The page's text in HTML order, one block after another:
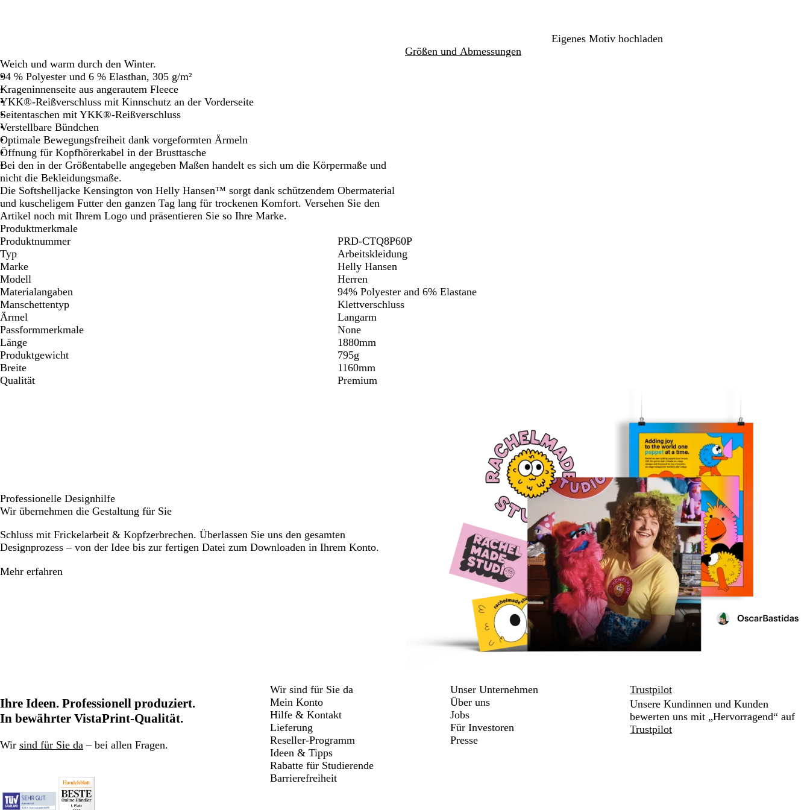
u
u
Eigenes Motiv hochladen
Größen und Abmessungen
Weich und warm durch den Winter.
94 % Polyester und 6 % Elasthan, 305 g/m²
Krageninnenseite aus angerautem Fleece
YKK®-Reißverschluss mit Kinnschutz an der Vorderseite
Seitentaschen mit YKK®-Reißverschluss
Verstellbare Bündchen
Optimale Bewegungsfreiheit dank vorgeformten Ärmeln
Öffnung für Kopfhörerkabel in der Brusttasche
Bei den in der Größentabelle angegeben Maßen handelt es sich um die Körpermaße und
nicht die Bekleidungsmaße.
Die Softshelljacke Kensington von Helly Hansen™ sorgt dank schützendem Obermaterial
und kuscheligem Futter den ganzen Tag lang für trockenen Komfort. Versehen Sie den
Artikel noch mit Ihrem Logo und präsentieren Sie so Ihre Marke.
Produktmerkmale
Produktnummer
PRD-CTQ8P60P
Typ
Arbeitskleidung
Marke
Helly Hansen
Modell
Herren
Materialangaben
94% Polyester and 6% Elastane
Manschettentyp
Klettverschluss
Ärmel
Langarm
Passformmerkmale
None
Länge
1880mm
Produktgewicht
795g
Breite
1160mm
Qualität
Premium
Professionelle Designhilfe
Wir übernehmen die Gestaltung für Sie
Schluss mit Frickelarbeit & Kopfzerbrechen. Überlassen Sie uns den gesamten
Designprozess – von der Idee bis zur fertigen Datei zum Downloaden in Ihrem Konto.
Mehr erfahren
Ihre Ideen. Professionell produziert.
In bewährter VistaPrint-Qualität.
Wir sind für Sie da – bei allen Fragen.
Wir sind für Sie da
Mein Konto
Hilfe & Kontakt
Lieferung
Reseller-Programm
Ideen & Tipps
Rabatte für Studierende
Barrierefreiheit
Unser Unternehmen
Über uns
Jobs
Für Investoren
Presse
Trustpilot
Unsere Kundinnen und Kunden
bewerten uns mit „Hervorragend“ auf
Trustpilot